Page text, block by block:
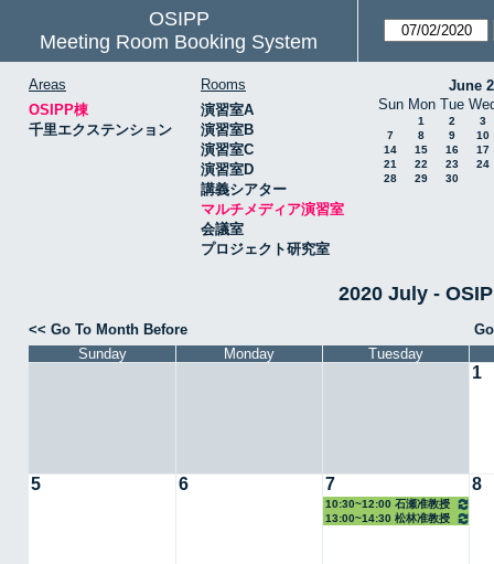
OSIPP
Meeting Room Booking System
Areas
OSIPP棟
千里エクステンション
Rooms
演習室A
演習室B
演習室C
演習室D
講義シアター
マルチメディア演習室
会議室
プロジェクト研究室
June
Sun Mon Tue
1 2
3
7
8 9
10
14
15 16
17
21
22 23
24
28
29 30
2020 July -
<< Go To Month Before
Sunday
Monday Tuesday
1
5 6 7
10:30~12:00 石瀬准教授
13:00~14:30 松林准教授
8